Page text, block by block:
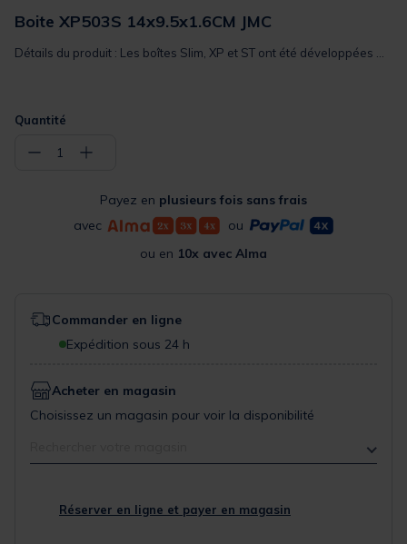
Boite XP503S 14x9.5x1.6CM JMC
Détails du produit : Les boîtes Slim, XP et ST ont été développées ...
Quantité
− 1 +
Payez en plusieurs fois sans frais
avec
ou
ou en 10x avec Alma
Commander en ligne
Expédition sous 24 h
Acheter en magasin
Choisissez un magasin pour voir la disponibilité
Réserver en ligne et payer en magasin